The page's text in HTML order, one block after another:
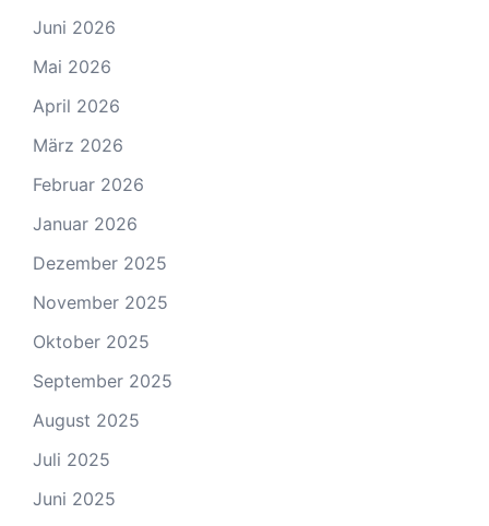
Juni 2026
Mai 2026
April 2026
März 2026
Februar 2026
Januar 2026
Dezember 2025
November 2025
Oktober 2025
September 2025
August 2025
Juli 2025
Juni 2025